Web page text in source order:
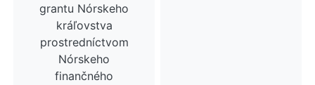
grantu Nórskeho
kráľovstva
prostredníctvom
Nórskeho
finančného